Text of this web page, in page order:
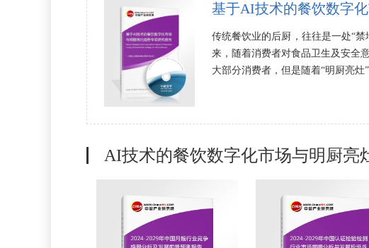
基于AI技术的餐饮数字
传统餐饮业的后厨，往往是一处“
来，随着消费者对食品卫生及安全
大部分消费者，但是随着“明厨亮灶
AI技术的餐饮数字化市场与明厨亮